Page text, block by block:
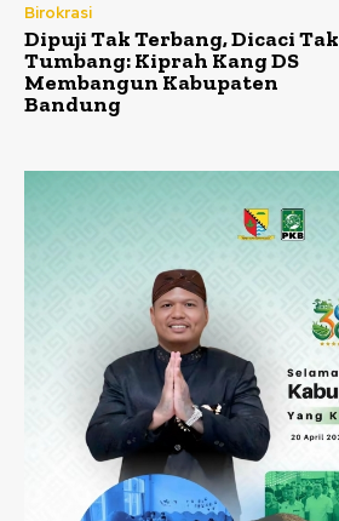
Birokrasi
Dipuji Tak Terbang, Dicaci Tak
Tumbang: Kiprah Kang DS
Membangun Kabupaten
Bandung